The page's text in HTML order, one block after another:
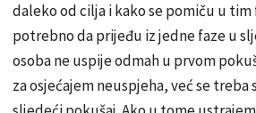
daleko od cilja i kako se pomiču u tim
potrebno da prijeđu iz jedne faze u
osoba ne uspije odmah u prvom
za osjećajem neuspjeha, već se